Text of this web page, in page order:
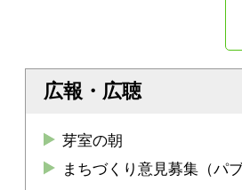
広報・広聴
芽室の朝
まちづくり意見募集（パ